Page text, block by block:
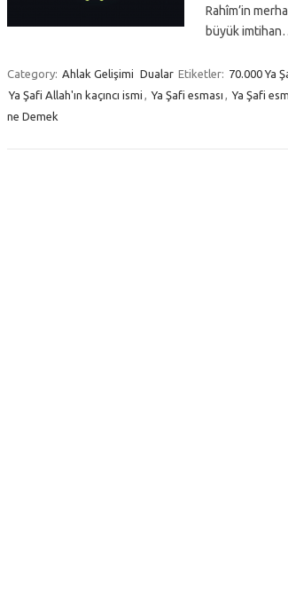
Rahîm’in
büyük
Category: Ahlak Gelişimi Dualar Etiketler: 70.000 Ya
Ya Şafi Allah'ın kaçıncı ismi , Ya Şafi esması , Ya Şafi
ne Demek